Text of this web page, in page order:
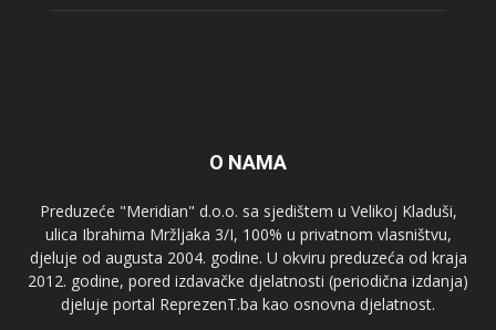
O NAMA
Preduzeće "Meridian" d.o.o. sa sjedištem u Velikoj Kladuši,
ulica Ibrahima Mržljaka 3/I, 100% u privatnom vlasništvu,
djeluje od augusta 2004. godine. U okviru preduzeća od kraja
2012. godine, pored izdavačke djelatnosti (periodična izdanja)
djeluje portal ReprezenT.ba kao osnovna djelatnost.